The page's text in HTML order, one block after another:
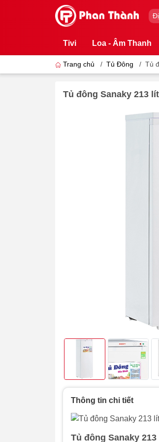
Tivi Loa - Âm Thanh
Trang chủ / Tủ Đông / Tủ
Tủ đông Sanaky 213
Thông tin chi tiết
Tủ đông Sanaky